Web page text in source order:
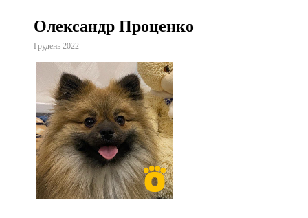
Олександр Проценко
Грудень 2022